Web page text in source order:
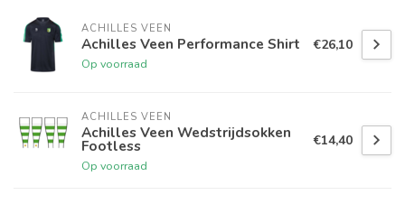
ACHILLES VEEN
Achilles Veen Performance Shirt
Op voorraad
€26,10
ACHILLES VEEN
Achilles Veen Wedstrijdsokken
Footless
Op voorraad
€14,40